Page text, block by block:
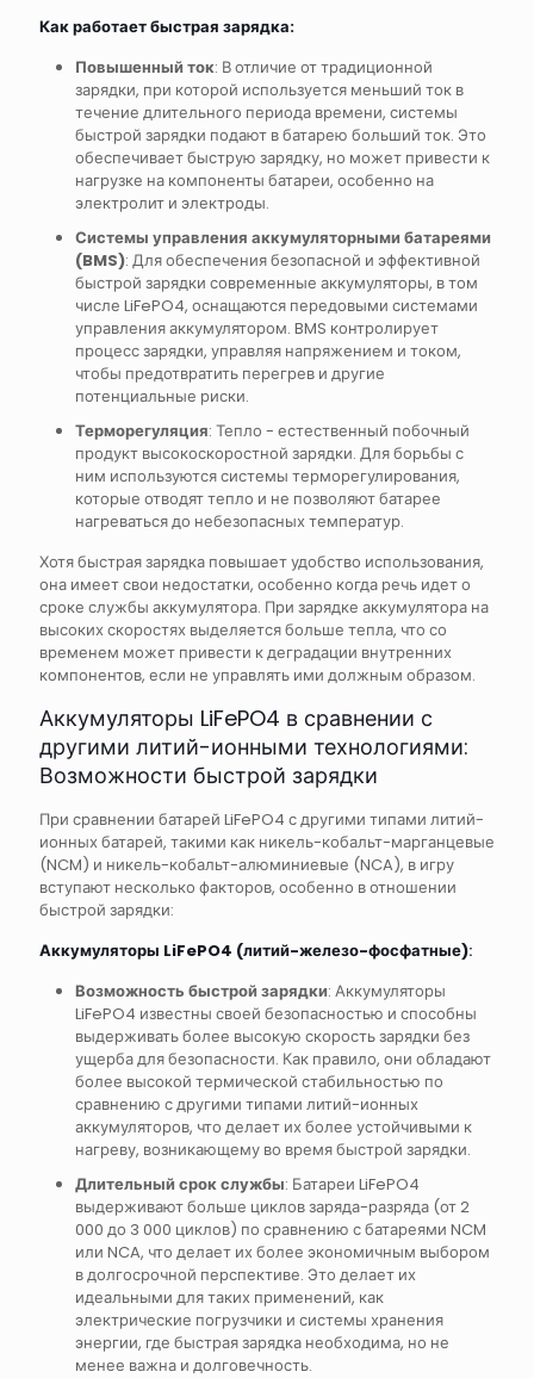
Как работает быстрая зарядка:
Повышенный ток: В отличие от традиционной
зарядки, при которой используется меньший ток в
течение длительного периода времени, системы
быстрой зарядки подают в батарею больший ток. Это
обеспечивает быструю зарядку, но может привести к
нагрузке на компоненты батареи, особенно на
электролит и электроды.
Системы управления аккумуляторными батареями
(BMS): Для обеспечения безопасной и эффективной
быстрой зарядки современные аккумуляторы, в том
числе LiFePO4, оснащаются передовыми системами
управления аккумулятором. BMS контролирует
процесс зарядки, управляя напряжением и током,
чтобы предотвратить перегрев и другие
потенциальные риски.
Терморегуляция: Тепло - естественный побочный
продукт высокоскоростной зарядки. Для борьбы с
ним используются системы терморегулирования,
которые отводят тепло и не позволяют батарее
нагреваться до небезопасных температур.
Хотя быстрая зарядка повышает удобство использования,
она имеет свои недостатки, особенно когда речь идет о
сроке службы аккумулятора. При зарядке аккумулятора на
высоких скоростях выделяется больше тепла, что со
временем может привести к деградации внутренних
компонентов, если не управлять ими должным образом.
Аккумуляторы LiFePO4 в сравнении с
другими литий-ионными технологиями:
Возможности быстрой зарядки
При сравнении батарей LiFePO4 с другими типами литий-
ионных батарей, такими как никель-кобальт-марганцевые
(NCM) и никель-кобальт-алюминиевые (NCA), в игру
вступают несколько факторов, особенно в отношении
быстрой зарядки:
Аккумуляторы LiFePO4 (литий-железо-фосфатные):
Возможность быстрой зарядки: Аккумуляторы
LiFePO4 известны своей безопасностью и способны
выдерживать более высокую скорость зарядки без
ущерба для безопасности. Как правило, они обладают
более высокой термической стабильностью по
сравнению с другими типами литий-ионных
аккумуляторов, что делает их более устойчивыми к
нагреву, возникающему во время быстрой зарядки.
Длительный срок службы: Батареи LiFePO4
выдерживают больше циклов заряда-разряда (от 2
000 до 3 000 циклов) по сравнению с батареями NCM
или NCA, что делает их более экономичным выбором
в долгосрочной перспективе. Это делает их
идеальными для таких применений, как
электрические погрузчики и системы хранения
энергии, где быстрая зарядка необходима, но не
менее важна и долговечность.